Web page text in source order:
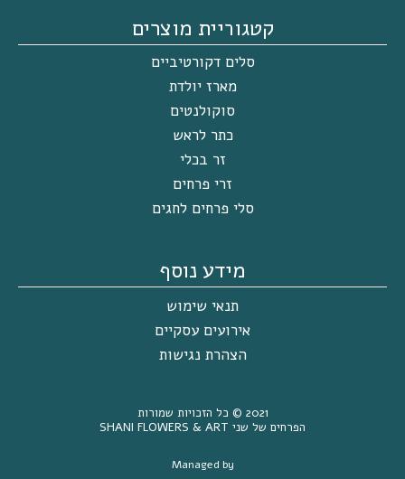
קטגוריית מוצרים
סלים דקורטיביים
מארז יולדת
סוקולנטים
כתר לראש
זר בכלי
זרי פרחים
סלי פרחים לחגים
מידע נוסף
תנאי שימוש
אירועים עסקיים
הצהרת נגישות
2021 ©
כל הזכויות שמורות
הפרחים של שני SHANI FLOWERS & ART
Managed by